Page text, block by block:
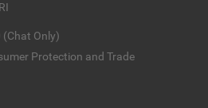
Only)
Protection and Trade